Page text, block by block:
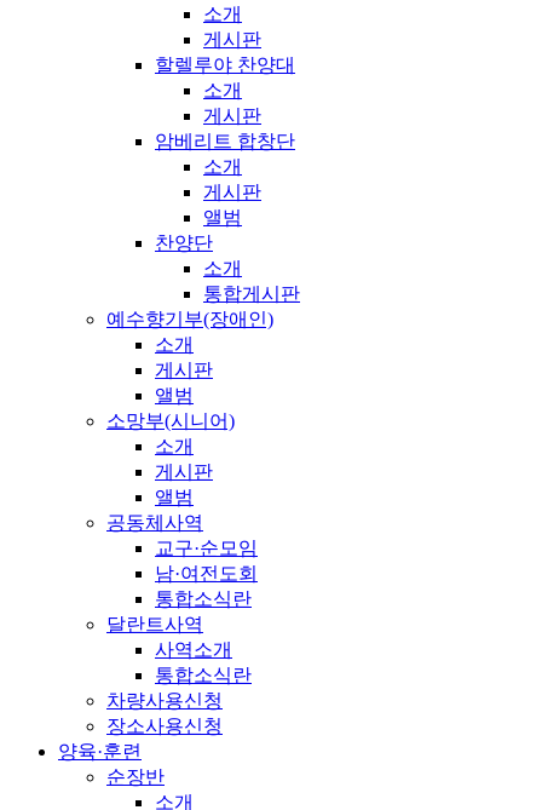
소개
게시판
할렐루야 찬양대
소개
게시판
암베리트 합창단
소개
게시판
앨범
찬양단
소개
통합게시판
예수향기부(장애인)
소개
게시판
앨범
소망부(시니어)
소개
게시판
앨범
공동체사역
교구·순모임
남·여전도회
통합소식란
달란트사역
사역소개
통합소식란
차량사용신청
장소사용신청
양육·훈련
순장반
소개